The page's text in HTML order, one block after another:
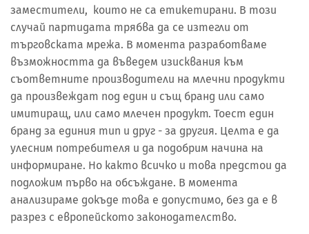
заместители, които не са етикетирани. В този
случай партидата трябва да се изтегли от
търговската мрежа. В момента разработваме
възможността да въведем изисквания към
съответните производители на млечни продукти
да произвеждат под един и същ бранд или само
имитиращ, или само млечен продукт. Тоест един
бранд за единия тип и друг - за другия. Целта е да
улесним потребителя и да подобрим начина на
информиране. Но както всичко и това предстои да
подложим първо на обсъждане. В момента
анализираме докъде това е допустимо, без да е в
разрез с европейското законодателство.